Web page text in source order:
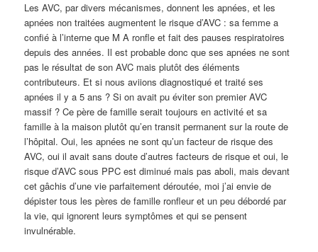
Les AVC, par divers mécanismes, donnent les apnées, et les
apnées non traitées augmentent le risque d’AVC : sa femme a
confié à l’interne que M A ronfle et fait des pauses respiratoires
depuis des années. Il est probable donc que ses apnées ne sont
pas le résultat de son AVC mais plutôt des éléments
contributeurs. Et si nous aviions diagnostiqué et traité ses
apnées il y a 5 ans ? Si on avait pu éviter son premier AVC
massif ? Ce père de famille serait toujours en activité et sa
famille à la maison plutôt qu’en transit permanent sur la route de
l’hôpital. Oui, les apnées ne sont qu’un facteur de risque des
AVC, oui il avait sans doute d’autres facteurs de risque et oui, le
risque d’AVC sous PPC est diminué mais pas aboli, mais devant
cet gâchis d’une vie parfaitement déroutée, moi j’ai envie de
dépister tous les pères de famille ronfleur et un peu débordé par
la vie, qui ignorent leurs symptômes et qui se pensent
invulnérable.